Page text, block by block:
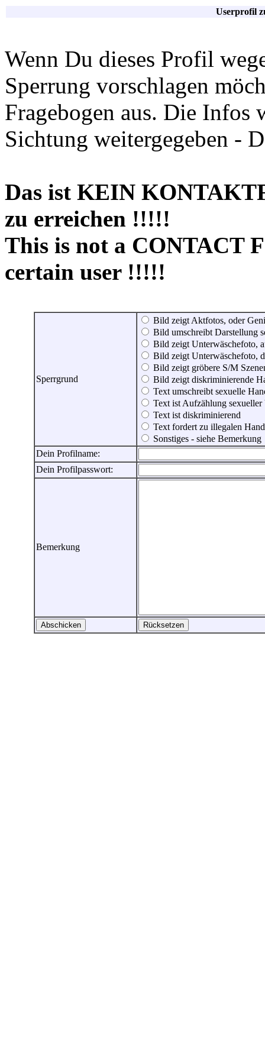
Userprofil
Wenn Du dieses Profil
Sperrung vorschlagen
Fragebogen aus. Die Infos
Sichtung weitergegeben -
Das ist KEIN
zu erreichen !!!!!
This is not a CONTACT
certain user !!!!!
Sperrgrund
Bild zeigt Aktfotos, oder
Bild umschreibt Darstellung
Bild zeigt Unterwäschefoto,
Bild zeigt Unterwäschefoto,
Bild zeigt gröbere S/M
Bild zeigt diskriminierende
Text umschreibt sexuelle
Text ist Aufzählung sexueller
Text ist diskriminierend
Text fordert zu illegalen
Sonstiges - siehe Bemerkung
Dein Profilname:
Dein Profilpasswort:
Bemerkung